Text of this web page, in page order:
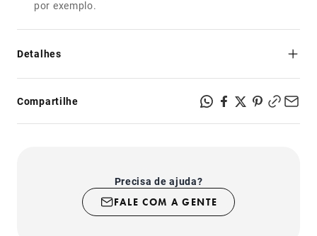
Detalhes
material dos cintos de segurança;
- Regulável no pescoço e na cintura;
- Possui dois pontos para prender a guia: na altura do
Compartilhe
Precisa de ajuda?
FALE COM A GENTE